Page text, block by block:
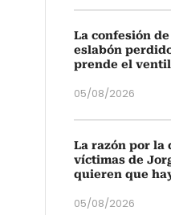
La confesión
eslabón
prende el
05/08/2026
La razón por la
víctimas de
quieren que
05/08/2026